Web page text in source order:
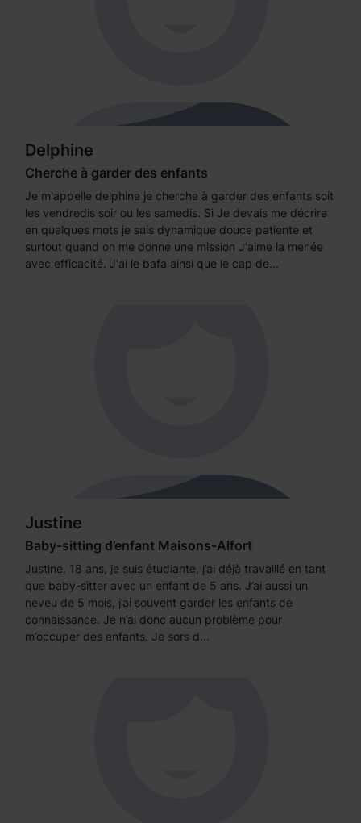
Delphine
Cherche à garder des enfants
Je m'appelle delphine je cherche à garder des enfants soit
les vendredis soir ou les samedis. Si Je devais me décrire
en quelques mots je suis dynamique douce patiente et
surtout quand on me donne une mission J'aime la menée
avec efficacité. J'ai le bafa ainsi que le cap de...
Justine
Baby-sitting d’enfant Maisons-Alfort
Justine, 18 ans, je suis étudiante, j’ai déjà travaillé en tant
que baby-sitter avec un enfant de 5 ans. J’ai aussi un
neveu de 5 mois, j’ai souvent garder les enfants de
connaissance. Je n’ai donc aucun problème pour
m’occuper des enfants. Je sors d...